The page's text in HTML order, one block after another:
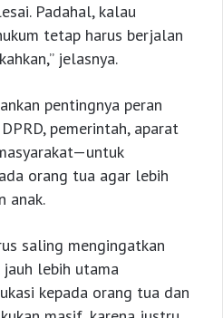
Padahal, kalau
tetap harus berjalan
jelasnya.
pentingnya peran
pemerintah, aparat
orang tua agar lebih
anak.
saling mengingatkan
jauh lebih utama
kepada orang tua dan